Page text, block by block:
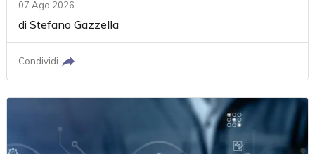
07 Ago 2026
diStefano Gazzella
Condividi